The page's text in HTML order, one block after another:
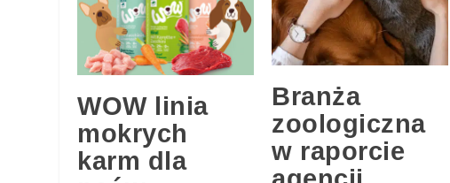
WOW linia
mokrych
karm dla
Branża
zoologiczna
w raporcie